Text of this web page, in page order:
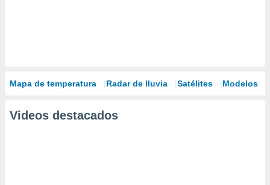
Mapa de temperatura Radar de lluvia Satélites Modelos
Videos destacados